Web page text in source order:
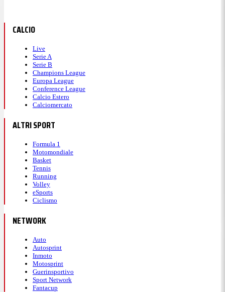
CALCIO
Live
Serie A
Serie B
Champions League
Europa League
Conference League
Calcio Estero
Calciomercato
ALTRI SPORT
Formula 1
Motomondiale
Basket
Tennis
Running
Volley
eSports
Ciclismo
NETWORK
Auto
Autosprint
Inmoto
Motosprint
Guerinsportivo
Sport Network
Fantacup